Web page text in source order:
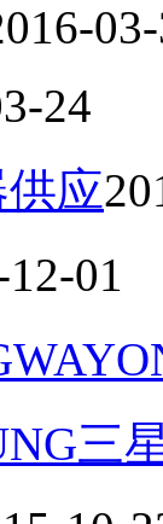
24
应
01
三